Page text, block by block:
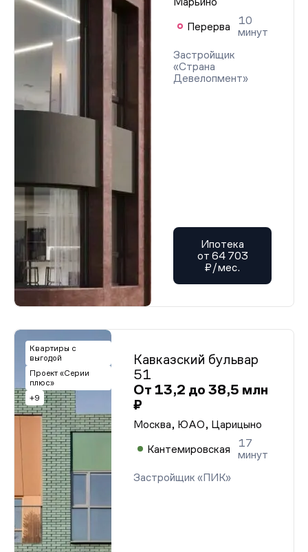
Перерва
10
минут
Застройщик
«Страна
Девелопмент»
Ипотека
от 64 703
₽/мес.
Квартиры с
выгодой
Проект «Серии
плюс»
+9
Кавказский бульвар
51
От 13,2 до 38,5 млн
₽
Москва, ЮАО, Царицыно
Кантемировская
17
минут
Застройщик «ПИК»